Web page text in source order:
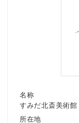
名称
すみだ北斎美術館
所在地